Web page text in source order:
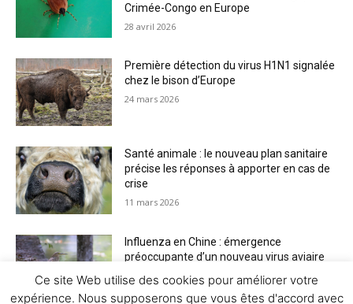
Crimée-Congo en Europe
28 avril 2026
Première détection du virus H1N1 signalée
chez le bison d’Europe
24 mars 2026
Santé animale : le nouveau plan sanitaire
précise les réponses à apporter en cas de
crise
11 mars 2026
Influenza en Chine : émergence
préoccupante d’un nouveau virus aviaire
Ce site Web utilise des cookies pour améliorer votre
expérience. Nous supposerons que vous êtes d'accord avec